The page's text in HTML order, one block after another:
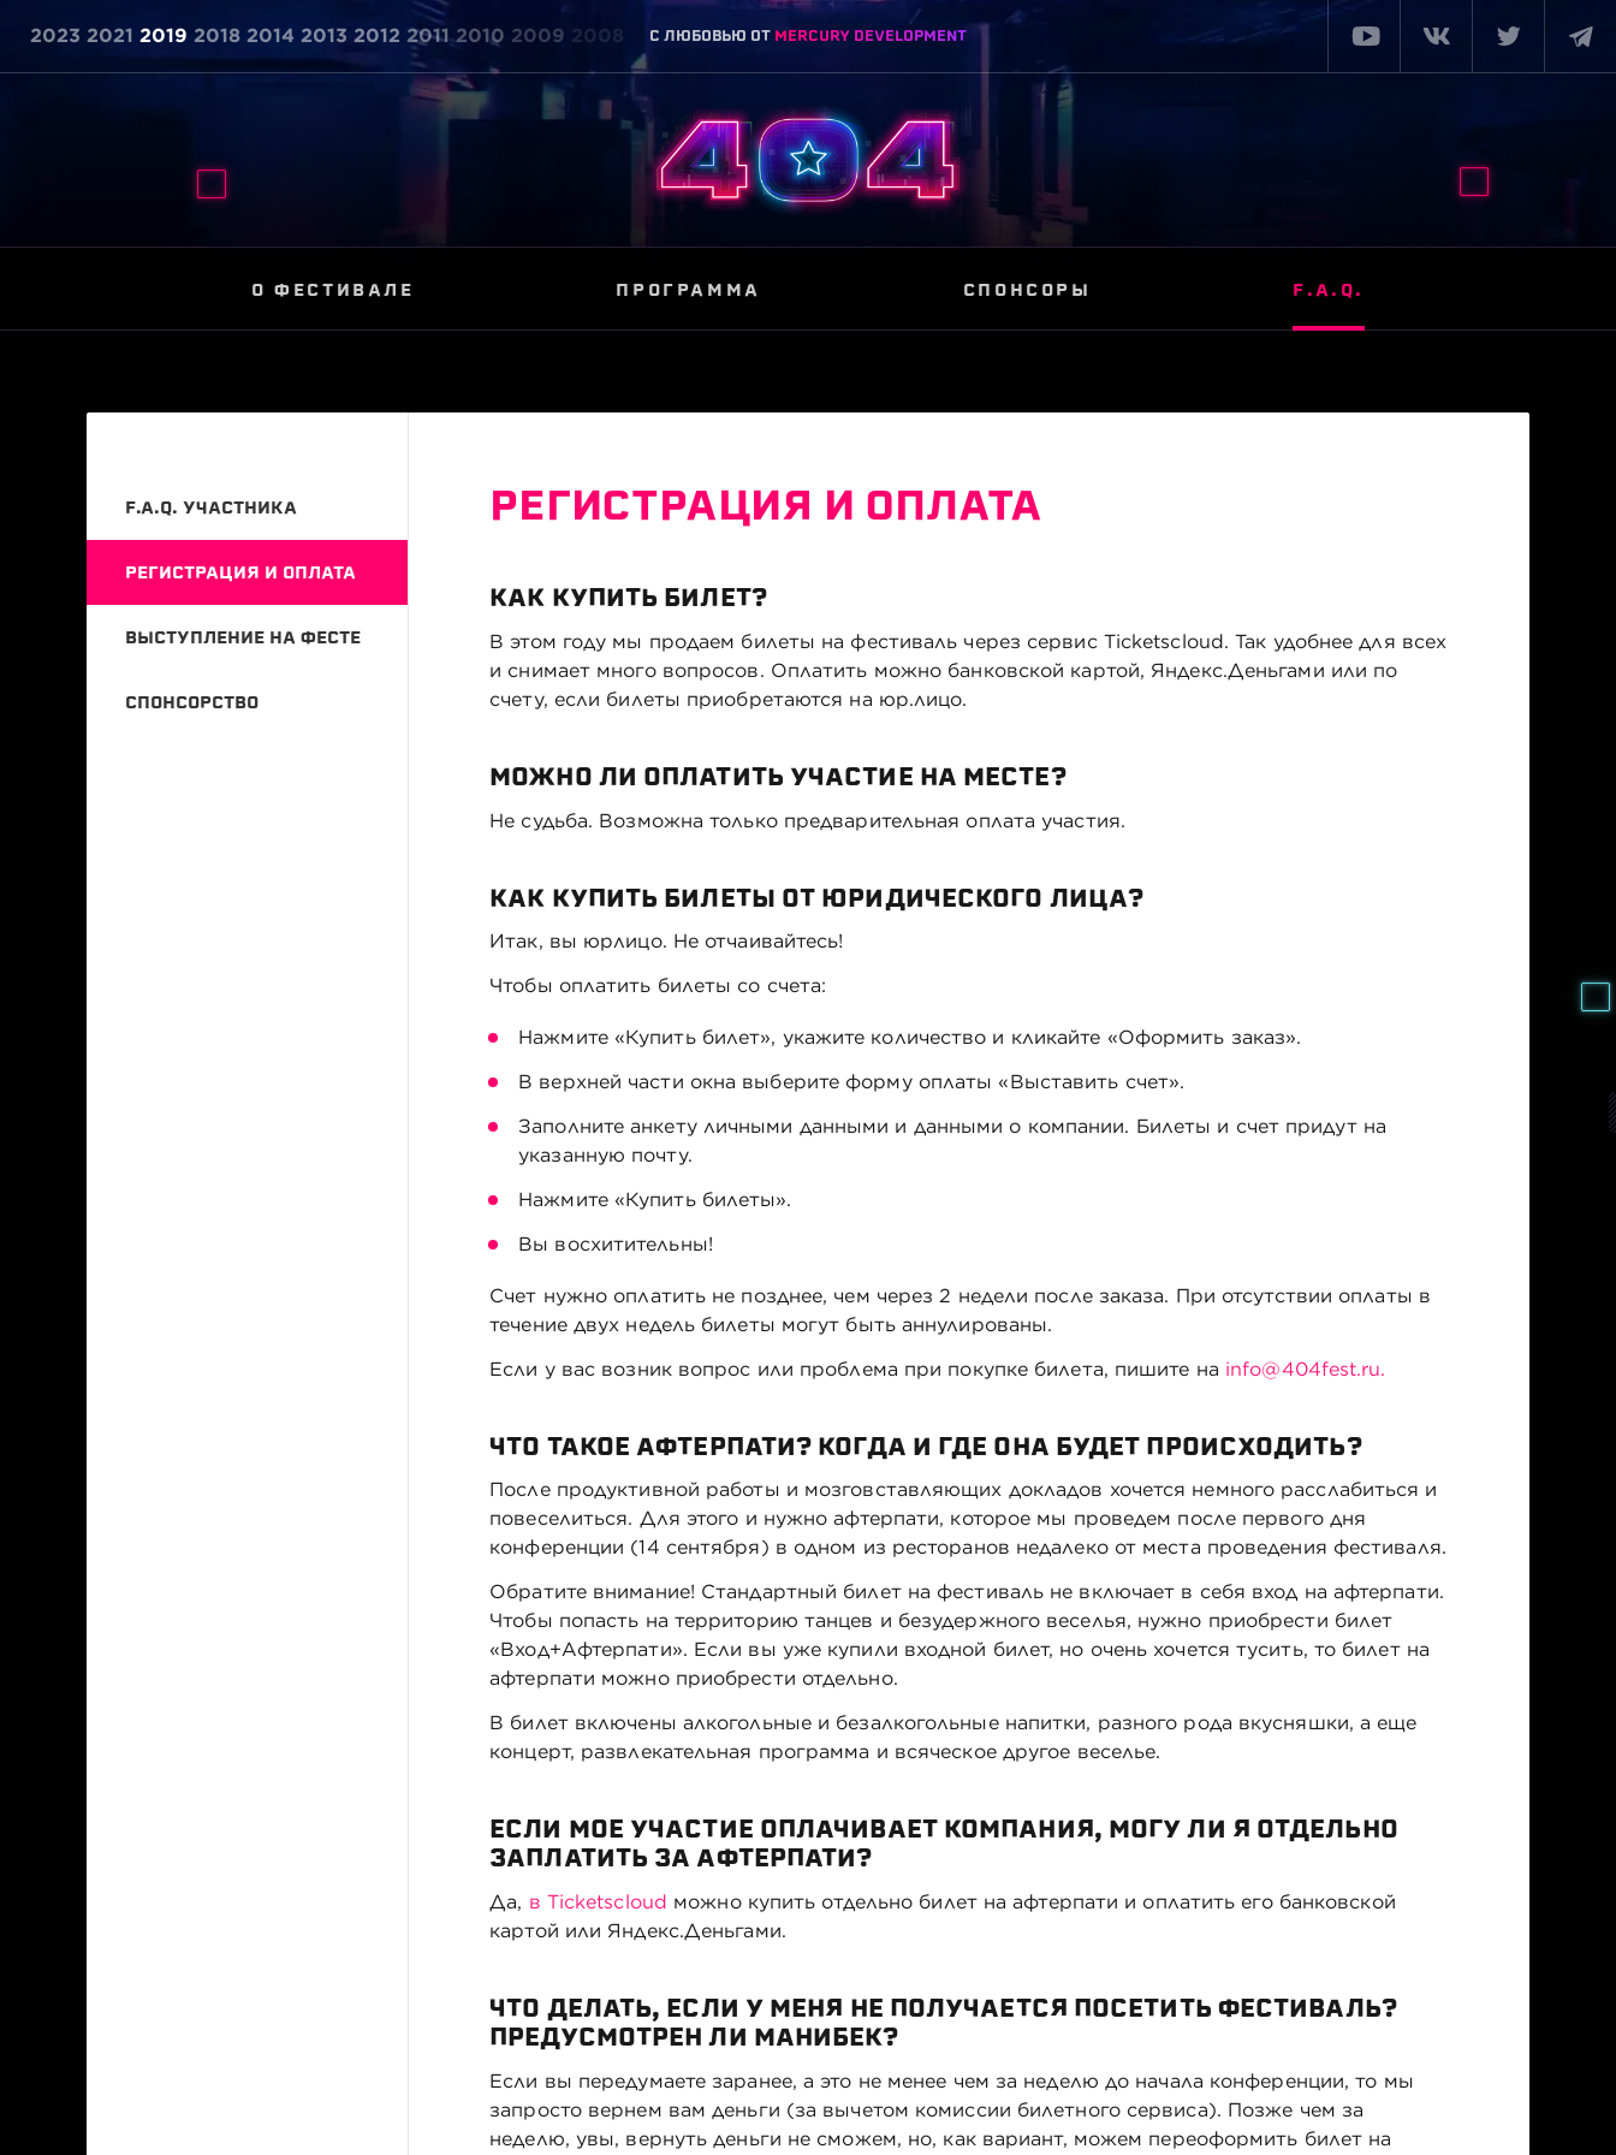
2023 2021 2019 2018 2014 2013 2012 2011 2010 2009 2008 C ЛЮБОВЬЮ ОТ MERCURY DEVELOPMENT
О ФЕСТИВАЛЕ ПРОГРАММА СПОНСОРЫ F.A.Q.
F.A.Q. УЧАСТНИКА
РЕГИСТРАЦИЯ И ОПЛАТА
ВЫСТУПЛЕНИЕ НА ФЕСТЕ
СПОНСОРСТВО
РЕГИСТРАЦИЯ И ОПЛАТА
КАК КУПИТЬ БИЛЕТ?
В этом году мы продаем билеты на фестиваль через сервис Ticketscloud. Так удобнее для всех
и снимает много вопросов. Оплатить можно банковской картой, Яндекс.Деньгами или по
счету, если билеты приобретаются на юр.лицо.
МОЖНО ЛИ ОПЛАТИТЬ УЧАСТИЕ НА МЕСТЕ?
Не судьба. Возможна только предварительная оплата участия.
КАК КУПИТЬ БИЛЕТЫ ОТ ЮРИДИЧЕСКОГО ЛИЦА?
Итак, вы юрлицо. Не отчаивайтесь!
Чтобы оплатить билеты со счета:
Нажмите «Купить билет», укажите количество и кликайте «Оформить заказ».
В верхней части окна выберите форму оплаты «Выставить счет».
Заполните анкету личными данными и данными о компании. Билеты и счет придут на
указанную почту.
Нажмите «Купить билеты».
Вы восхитительны!
Счет нужно оплатить не позднее, чем через 2 недели после заказа. При отсутствии оплаты в
течение двух недель билеты могут быть аннулированы.
Если у вас возник вопрос или проблема при покупке билета, пишите на info@404fest.ru.
ЧТО ТАКОЕ АФТЕРПАТИ? КОГДА И ГДЕ ОНА БУДЕТ ПРОИСХОДИТЬ?
После продуктивной работы и мозговставляющих докладов хочется немного расслабиться и
повеселиться. Для этого и нужно афтерпати, которое мы проведем после первого дня
конференции (14 сентября) в одном из ресторанов недалеко от места проведения фестиваля.
Обратите внимание! Стандартный билет на фестиваль не включает в себя вход на афтерпати.
Чтобы попасть на территорию танцев и безудержного веселья, нужно приобрести билет
«Вход+Афтерпати». Если вы уже купили входной билет, но очень хочется тусить, то билет на
афтерпати можно приобрести отдельно.
В билет включены алкогольные и безалкогольные напитки, разного рода вкусняшки, а еще
концерт, развлекательная программа и всяческое другое веселье.
ЕСЛИ МОЕ УЧАСТИЕ ОПЛАЧИВАЕТ КОМПАНИЯ, МОГУ ЛИ Я ОТДЕЛЬНО
ЗАПЛАТИТЬ ЗА АФТЕРПАТИ?
Да, в Ticketscloud можно купить отдельно билет на афтерпати и оплатить его банковской
картой или Яндекс.Деньгами.
ЧТО ДЕЛАТЬ, ЕСЛИ У МЕНЯ НЕ ПОЛУЧАЕТСЯ ПОСЕТИТЬ ФЕСТИВАЛЬ?
ПРЕДУСМОТРЕН ЛИ МАНИБЕК?
Если вы передумаете заранее, а это не менее чем за неделю до начала конференции, то мы
запросто вернем вам деньги (за вычетом комиссии билетного сервиса). Позже чем за
неделю, увы, вернуть деньги не сможем, но, как вариант, можем переоформить билет на